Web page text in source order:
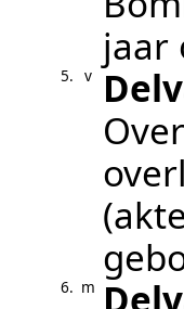
jaar
5. v
6. m